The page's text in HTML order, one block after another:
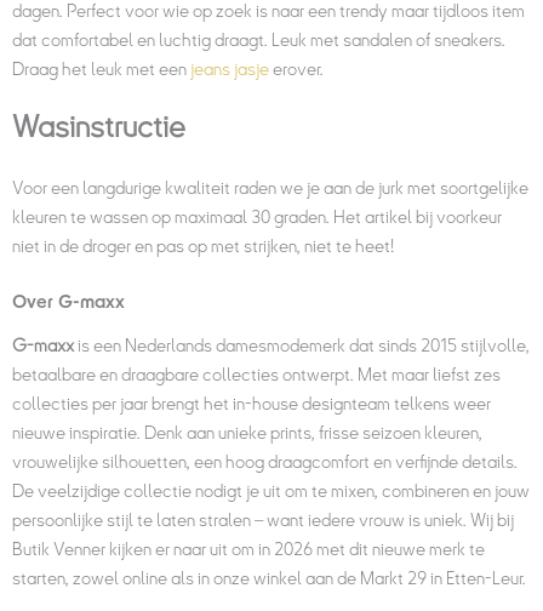
dagen. Perfect voor wie op zoek is naar een trendy maar tijdloos item
dat comfortabel en luchtig draagt. Leuk met sandalen of sneakers.
Draag het leuk met een jeans jasjeerover.
Wasinstructie
Voor een langdurige kwaliteit raden we je aan de jurk met soortgelijke
kleuren te wassen op maximaal 30 graden. Het artikel bij voorkeur
niet in de droger en pas op met strijken, niet te heet!
Over G-maxx
G-maxxis een Nederlands damesmodemerk dat sinds 2015 stijlvolle,
betaalbare en draagbare collecties ontwerpt. Met maar liefst zes
collecties per jaar brengt het in-house designteam telkens weer
nieuwe inspiratie. Denk aan unieke prints, frisse seizoen kleuren,
vrouwelijke silhouetten, een hoog draagcomfort en verfijnde details.
De veelzijdige collectie nodigt je uit om te mixen, combineren en jouw
persoonlijke stijl te laten stralen – want iedere vrouw is uniek. Wij bij
Butik Venner kijken er naar uit om in 2026 met dit nieuwe merk te
starten, zowel online als in onze winkel aan de Markt 29 in Etten-Leur.